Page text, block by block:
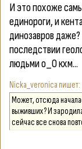
И это похоже
единороги, и
динозавров
последствии
людьми о_О кхм...
Nicka_veronica
Может, отсюда
выживших? И
сейчас все снова